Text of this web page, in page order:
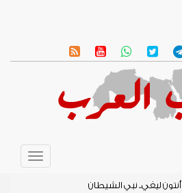
Toggle
أنتون ليفي.. نبي الشيطان